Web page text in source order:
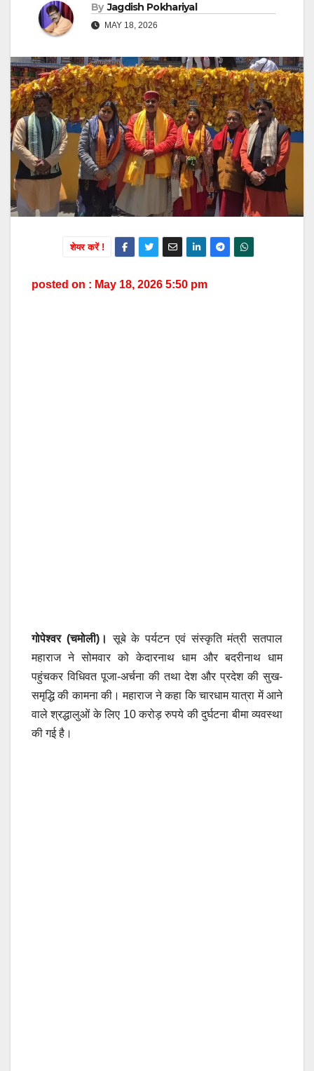
By Jagdish Pokhariyal
MAY 18, 2026
शेयर करें !
posted on : May 18, 2026 5:50 pm
गोपेश्वर (चमोली)। सूबे के पर्यटन एवं संस्कृति मंत्री सतपाल
महाराज ने सोमवार को केदारनाथ धाम और बदरीनाथ धाम
पहुंचकर विधिवत पूजा-अर्चना की तथा देश और प्रदेश की सुख-
समृद्धि की कामना की। महाराज ने कहा कि चारधाम यात्रा में आने
वाले श्रद्धालुओं के लिए 10 करोड़ रुपये की दुर्घटना बीमा व्यवस्था
की गई है।